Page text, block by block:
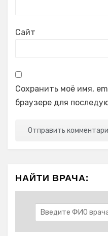
Сайт
Сохранить моё имя,
браузере для
НАЙТИ ВРАЧА: